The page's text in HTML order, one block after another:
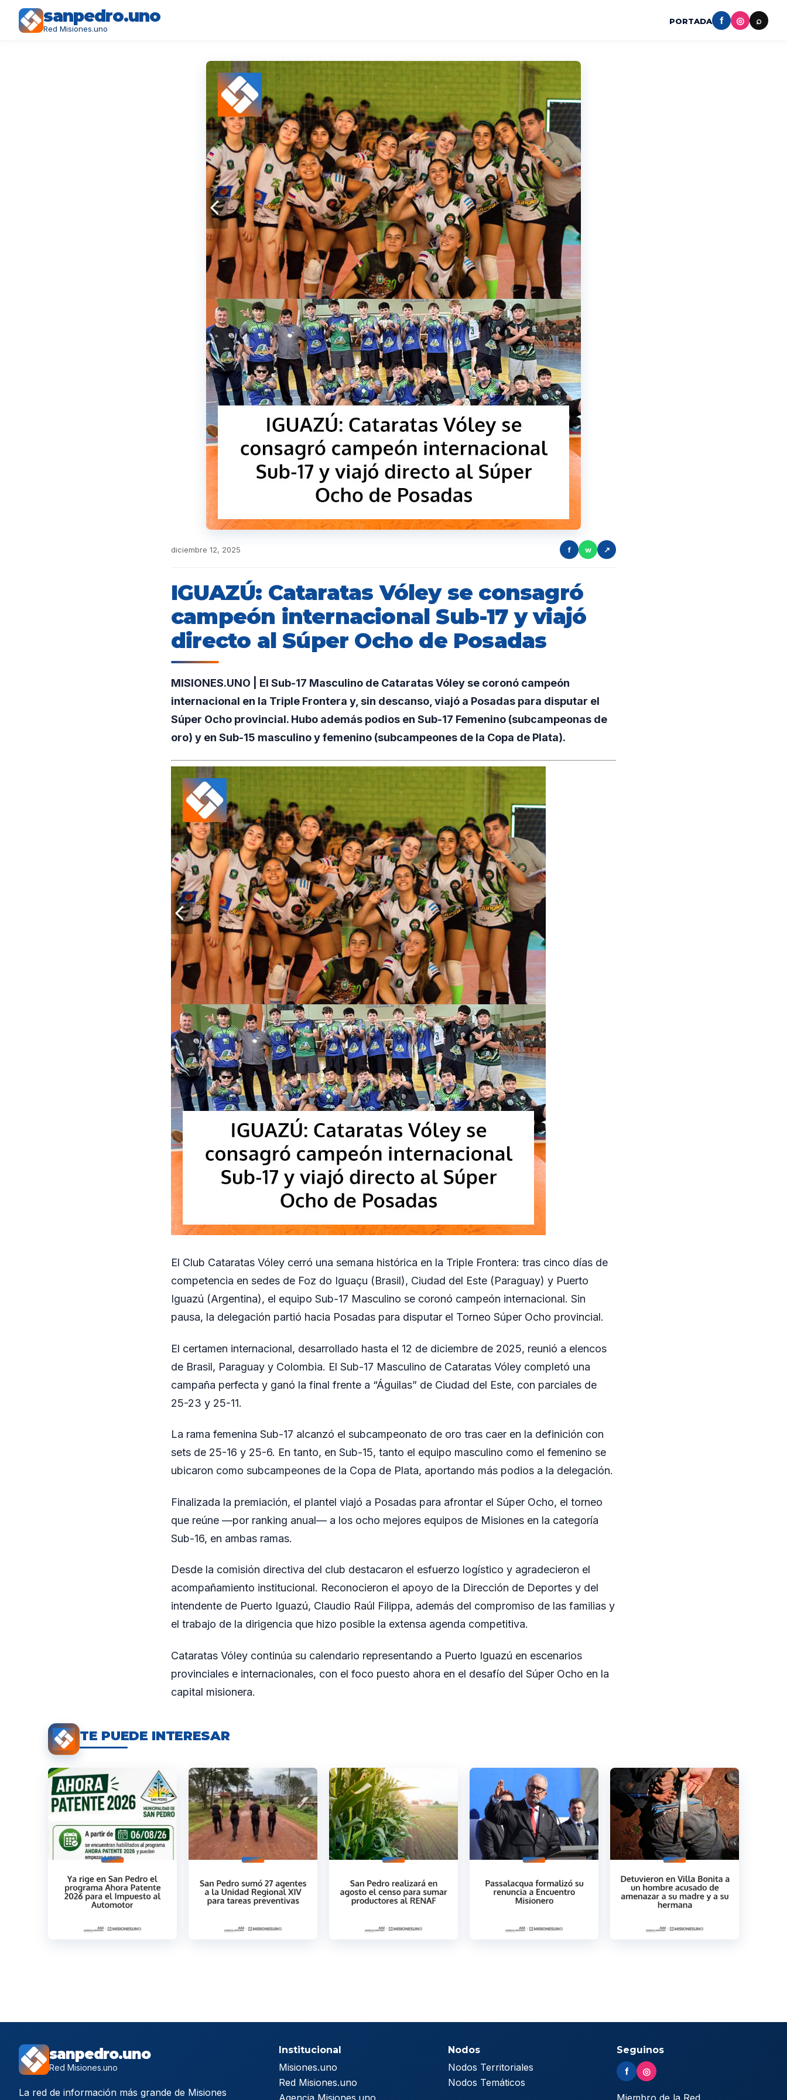
sanpedro.uno
Red Misiones.uno
PORTADA f ◎ ⌕
diciembre 12, 2025 f w ↗
IGUAZÚ: Cataratas Vóley se consagró
campeón internacional Sub-17 y viajó
directo al Súper Ocho de Posadas
MISIONES.UNO | El Sub-17 Masculino de Cataratas Vóley se coronó campeón
internacional en la Triple Frontera y, sin descanso, viajó a Posadas para disputar el
Súper Ocho provincial. Hubo además podios en Sub-17 Femenino (subcampeonas de
oro) y en Sub-15 masculino y femenino (subcampeones de la Copa de Plata).
El Club Cataratas Vóley cerró una semana histórica en la Triple Frontera: tras cinco días de
competencia en sedes de Foz do Iguaçu (Brasil), Ciudad del Este (Paraguay) y Puerto
Iguazú (Argentina), el equipo Sub-17 Masculino se coronó campeón internacional. Sin
pausa, la delegación partió hacia Posadas para disputar el Torneo Súper Ocho provincial.
El certamen internacional, desarrollado hasta el 12 de diciembre de 2025, reunió a elencos
de Brasil, Paraguay y Colombia. El Sub-17 Masculino de Cataratas Vóley completó una
campaña perfecta y ganó la final frente a “Águilas” de Ciudad del Este, con parciales de
25-23 y 25-11.
La rama femenina Sub-17 alcanzó el subcampeonato de oro tras caer en la definición con
sets de 25-16 y 25-6. En tanto, en Sub-15, tanto el equipo masculino como el femenino se
ubicaron como subcampeones de la Copa de Plata, aportando más podios a la delegación.
Finalizada la premiación, el plantel viajó a Posadas para afrontar el Súper Ocho, el torneo
que reúne —por ranking anual— a los ocho mejores equipos de Misiones en la categoría
Sub-16, en ambas ramas.
Desde la comisión directiva del club destacaron el esfuerzo logístico y agradecieron el
acompañamiento institucional. Reconocieron el apoyo de la Dirección de Deportes y del
intendente de Puerto Iguazú, Claudio Raúl Filippa, además del compromiso de las familias y
el trabajo de la dirigencia que hizo posible la extensa agenda competitiva.
Cataratas Vóley continúa su calendario representando a Puerto Iguazú en escenarios
provinciales e internacionales, con el foco puesto ahora en el desafío del Súper Ocho en la
capital misionera.
TE PUEDE INTERESAR
sanpedro.uno
Red Misiones.uno
La red de información más grande de Misiones
Institucional
Misiones.uno
Red Misiones.uno
Agencia Misiones.uno
Nodos
Nodos Territoriales
Nodos Temáticos
Seguinos
f ◎
Miembro de la Red